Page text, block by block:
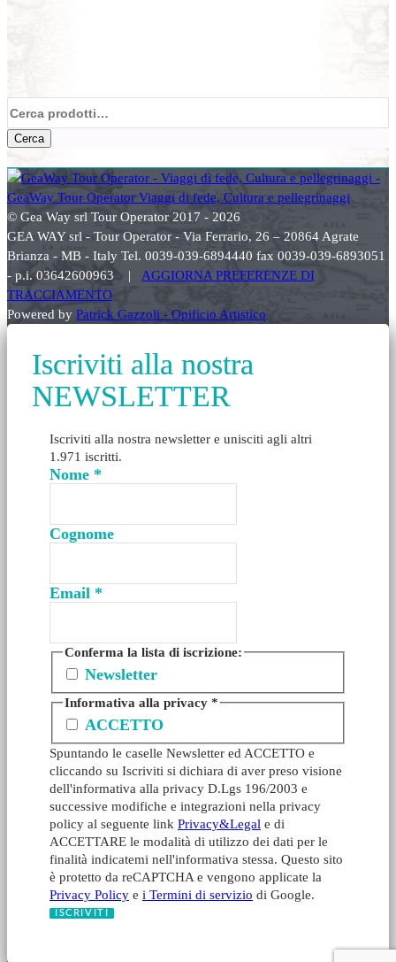
Cerca:
Cerca
© Gea Way srl Tour Operator 2017 - 2026
GEA WAY srl - Tour Operator - Via Ferrario, 26 – 20864 Agrate
Brianza - MB - Italy Tel. 0039-039-6894440 fax 0039-039-6893051
- p.i. 03642600963 | AGGIORNA PREFERENZE DI
TRACCIAMENTO
Powered by Patrick Gazzoli - Opificio Artistico
Iscriviti alla nostra
NEWSLETTER
Iscriviti alla nostra newsletter e unisciti agli altri
1.971 iscritti.
Nome *
Cognome
Email *
Conferma la lista di iscrizione:
Newsletter
Informativa alla privacy*
ACCETTO
Spuntando le caselle Newsletter ed ACCETTO e
cliccando su Iscriviti si dichiara di aver preso visione
dell'informativa alla privacy D.Lgs 196/2003 e
successive modifiche e integrazioni nella privacy
policy al seguente link Privacy&Legal e di
ACCETTARE le modalità di utilizzo dei dati per le
finalità indicatemi nell'informativa stessa. Questo sito
è protetto da reCAPTCHA e vengono applicate la
Privacy Policy e i Termini di servizio di Google.